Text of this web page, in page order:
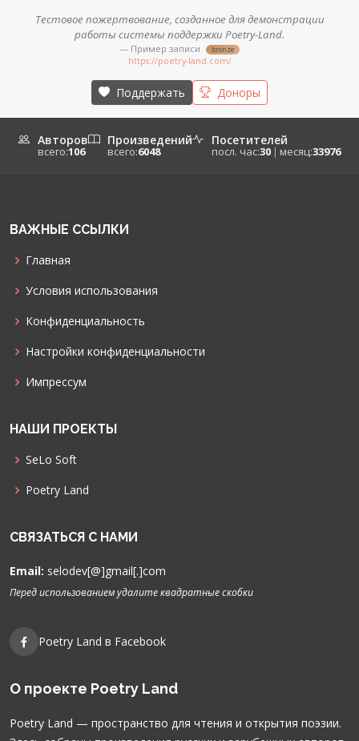
Тестовое пожертвование, созданное для демонстрации
работы системы поддержки Poetry-Land.
— Пример записи bronze
https://poetry-land.com/
Поддержать Доноры
Авторов
всего:106
Произведений
всего:6048
Посетителей
посл. час:30 | месяц:33976
ВАЖНЫЕ ССЫЛКИ
Главная
Условия использования
Конфиденциальность
Настройки конфиденциальности
Импрессум
НАШИ ПРОЕКТЫ
SeLo Soft
Poetry Land
СВЯЗАТЬСЯ С НАМИ
Email: selodev[@]gmail[.]com
Перед использованием удалите квадратные скобки
Poetry Land в Facebook
О проекте Poetry Land
Poetry Land — пространство для чтения и открытия поэзии.